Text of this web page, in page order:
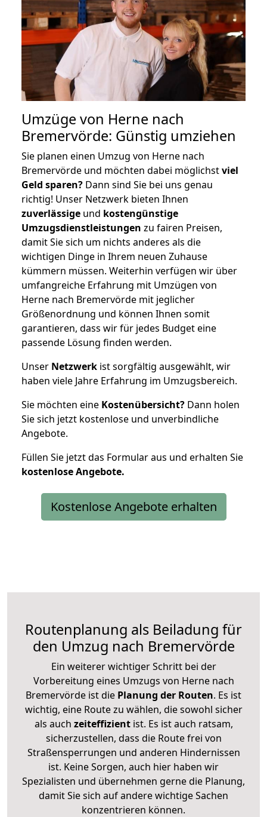
Umzüge von Herne nach
Bremervörde: Günstig umziehen
Sie planen einen Umzug von Herne nach
Bremervörde und möchten dabei möglichstviel
Geld sparen? Dann sind Sie bei uns genau
richtig! Unser Netzwerk bieten Ihnen
zuverlässige und kostengünstige
Umzugsdienstleistungen zu fairen Preisen,
damit Sie sich um nichts anderes als die
wichtigen Dinge in Ihrem neuen Zuhause
kümmern müssen. Weiterhin verfügen wir über
umfangreiche Erfahrung mit Umzügen von
Herne nach Bremervörde mit jeglicher
Größenordnung und können Ihnen somit
garantieren, dass wir für jedes Budget eine
passende Lösung finden werden.
Unser Netzwerk ist sorgfältig ausgewählt, wir
haben viele Jahre Erfahrung im Umzugsbereich.
Sie möchten eine Kostenübersicht? Dann holen
Sie sich jetzt kostenlose und unverbindliche
Angebote.
Füllen Sie jetzt das Formular aus und erhalten Sie
kostenloseAngebote.
Kostenlose Angebote erhalten
Routenplanung als Beiladung für
den Umzug nach Bremervörde
Ein weiterer wichtiger Schritt bei der
Vorbereitung eines Umzugs von Herne nach
Bremervörde ist die Planung der Routen. Es ist
wichtig, eine Route zu wählen, die sowohl sicher
als auch zeiteffizientist. Es ist auch ratsam,
sicherzustellen, dass die Route frei von
Straßensperrungen und anderen Hindernissen
ist. Keine Sorgen, auch hier haben wir
Spezialisten und übernehmen gerne die Planung,
damit Sie sich auf andere wichtige Sachen
konzentrieren können.